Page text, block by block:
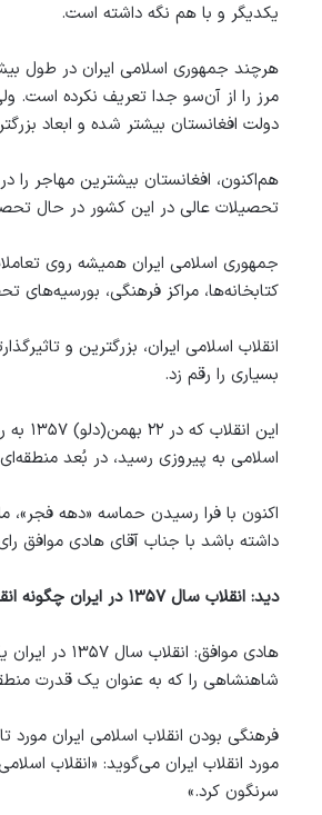
یکدیگر و با هم نگه داشته است.
دولت افغانستان بیشتر شده و ابعاد
تحصیلات عالی در این کشور در حال
جمهوری اسلامی ایران همیشه روی
کتابخانه‌ها، مراکز فرهنگی،
انقلاب اسلامی ایران، بزرگترین و
بسیاری را رقم زد.
این
اسلامی به پیروزی رسید، در بُعد
اکنون با فرا رسیدن حماسه «دهه فجر»،
داشته باشد با جناب آقای هادی موافق
دید: انقلاب سال ۱۳۵۷ در ایران چگونه انقلابی بود و چه تاثیری بر کشورهای منطقه داشته است؟
هادی
شاهنشاهی را که به عنوان یک قدرت
فرهنگی بودن انقلاب اسلامی ایران
مورد انقلاب ایران می‌گوید: «انقلاب
سرنگون کرد.»